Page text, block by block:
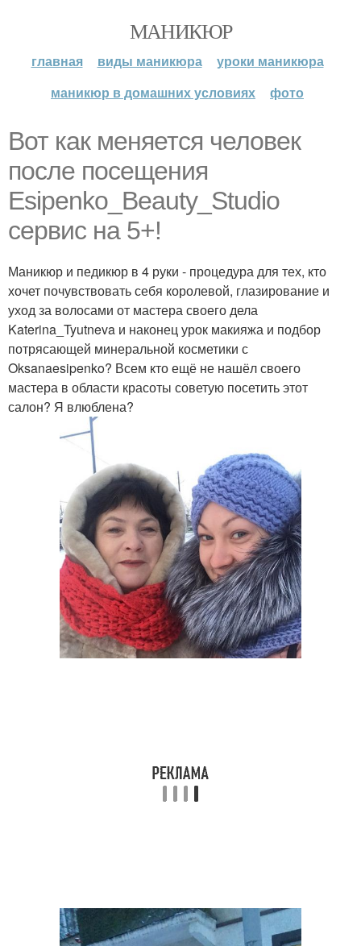
МАНИКЮР
главная виды маникюра
уроки маникюра
маникюр в домашних условиях
фото
Вот как меняется человек
после посещения
Esipenko_Beauty_Studio
сервис на 5+!
Маникюр и педикюр в 4 руки - процедура для тех, кто
хочет почувствовать себя королевой, глазирование и
уход за волосами от мастера своего дела
Katerina_Tyutneva и наконец урок макияжа и подбор
потрясающей минеральной косметики с
Oksanaesipenko? Всем кто ещё не нашёл своего
мастера в области красоты советую посетить этот
салон? Я влюблена?